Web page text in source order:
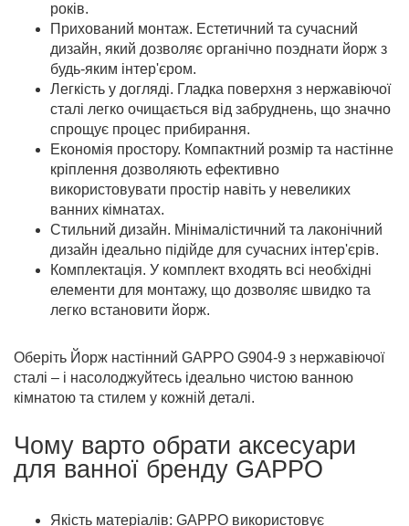
років.
Прихований монтаж. Естетичний та сучасний
дизайн, який дозволяє органічно поэднати йорж з
будь-яким інтер'єром.
Легкість у догляді. Гладка поверхня з нержавіючої
сталі легко очищається від забруднень, що значно
спрощує процес прибирання.
Економія простору. Компактний розмір та настінне
кріплення дозволяють ефективно
використовувати простір навіть у невеликих
ванних кімнатах.
Стильний дизайн. Мінімалістичний та лаконічний
дизайн ідеально підійде для сучасних інтер'єрів.
Комплектація. У комплект входять всі необхідні
елементи для монтажу, що дозволяє швидко та
легко встановити йорж.
Оберіть Йорж настінний GAPPO G904-9 з нержавіючої
сталі – і насолоджуйтесь ідеально чистою ванною
кімнатою та стилем у кожній деталі.
Чому варто обрати аксесуари
для ванної бренду GAPPO
Якість матеріалів: GAPPO використовує